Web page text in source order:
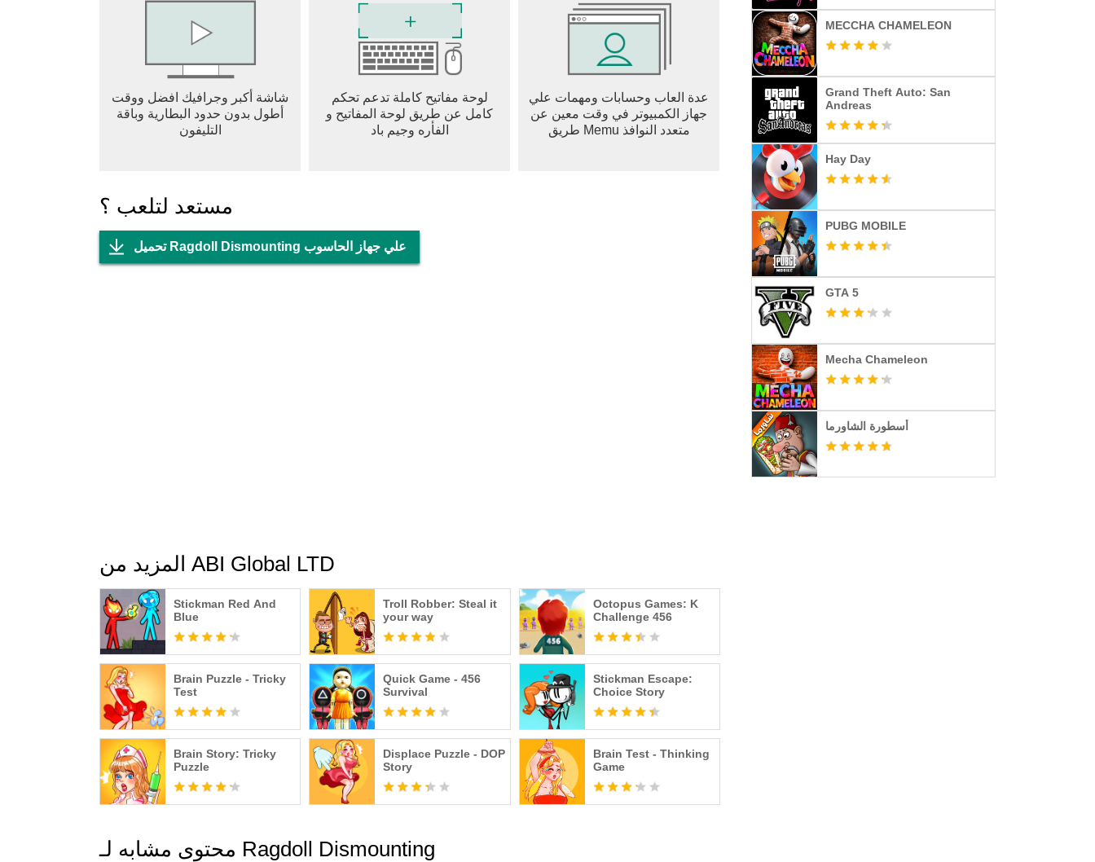
شاشة أكبر وجرافيك افضل ووقت
أطول بدون حدود البطارية وباقة
التليفون
لوحة مفاتيح كاملة تدعم تحكم
كامل عن طريق لوحة المفاتيح و
الفأره وجيم باد
عدة العاب وحسابات ومهمات علي
جهاز الكمبيوتر في وقت معين عن
طريق Memu متعدد النوافذ
مستعد لتلعب ؟
تحميل Ragdoll Dismounting علي جهاز الحاسوب
المزيد من ABI Global LTD
Stickman Red And
Blue
Troll Robber: Steal it
your way
Octopus Games: K
Challenge 456
Brain Puzzle - Tricky
Test
Quick Game - 456
Survival
Stickman Escape:
Choice Story
Brain Story: Tricky
Puzzle
Displace Puzzle - DOP
Story
Brain Test - Thinking
Game
محتوى مشابه لـ Ragdoll Dismounting
MECCHA CHAMELEON
Grand Theft Auto: San
Andreas
Hay Day
PUBG MOBILE
GTA 5
Mecha Chameleon
أسطورة الشاورما